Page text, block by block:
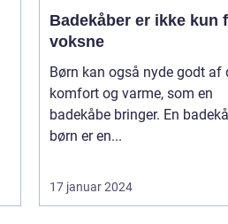
Badekåber er ikke kun
voksne
Børn kan også nyde godt af
komfort og varme, som en
badekåbe bringer. En
børn er en...
17 januar 2024